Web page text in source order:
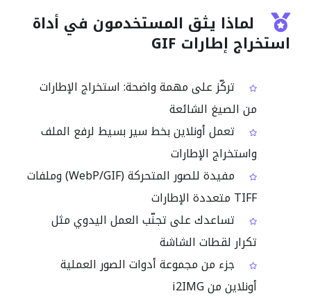
لماذا يثق المستخدمون في أداة
استخراج إطارات GIF
تركّز على مهمة واضحة: استخراج الإطارات
من الصيغ الشائعة
تعمل أونلاين بخط سير بسيط لرفع الملف
واستخراج الإطارات
مفيدة للصور المتحركة (GIF/‏WebP) وملفات
TIFF متعددة الإطارات
تساعدك على تجنّب العمل اليدوي مثل
تكرار لقطات الشاشة
جزء من مجموعة أدوات الصور العملية
أونلاين من i2IMG